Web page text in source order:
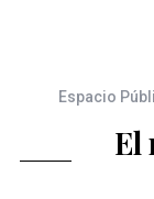
Espacio
El